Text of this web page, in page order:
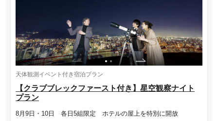
天体観測イベント付き宿泊プラン
【クラブブレックファースト付き】星空観察ナイト
プラン
8月9日・10日 各日5組限定 ホテルの屋上を特別に開放